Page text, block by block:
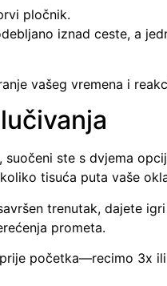
pločnik.
iznad ceste, a
vašeg vremena i
ste s dvjema
tisuća puta vaše
trenutak, dajete
prometa.
početka—recimo 3x